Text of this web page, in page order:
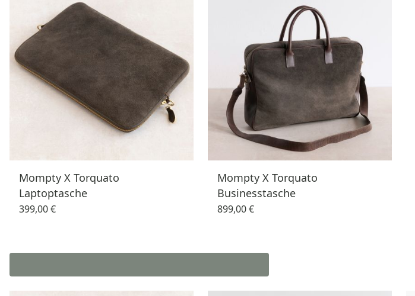
Mompty X Torquato
Laptoptasche
399,00 €
Mompty X Torquato
Businesstasche
899,00 €